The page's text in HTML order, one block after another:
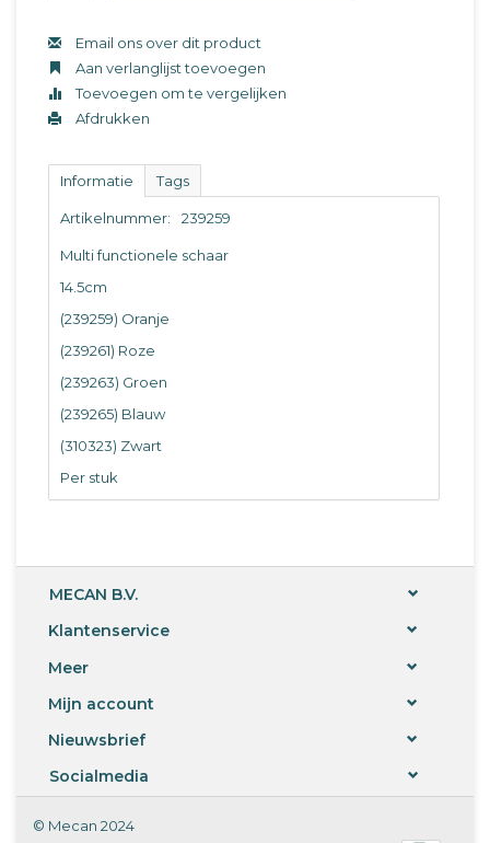
Email ons over dit product
Aan verlanglijst toevoegen
Toevoegen om te vergelijken
Afdrukken
Informatie Tags
Artikelnummer: 239259
Multi functionele schaar
14.5cm
(239259) Oranje
(239261) Roze
(239263) Groen
(239265) Blauw
(310323) Zwart
Per stuk
MECAN B.V.
Klantenservice
Meer
Mijn account
Nieuwsbrief
Socialmedia